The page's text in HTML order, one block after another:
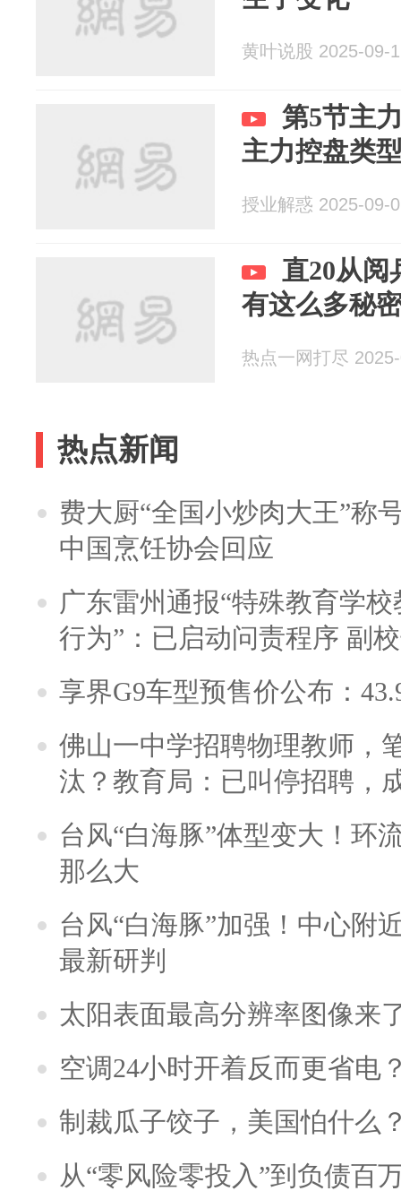
黄叶说股 2025-09-
第5节主
主力控盘类
授业解惑 2025-09-
直20从阅
有这么多秘
热点一网打尽
热点新闻
费大厨“全国小炒肉大王”称
中国烹饪协会回应
广东雷州通报“特殊教育学
行为”：已启动问责程序 副
享界G9车型预售价公布：
佛山一中学招聘物理教师，
汰？教育局：已叫停招聘，
台风“白海豚”体型变大！环
那么大
台风“白海豚”加强！中心附
最新研判
太阳表面最高分辨率图像来
空调24小时开着反而更省电
制裁瓜子饺子，美国怕什么
从“零风险零投入”到负债百